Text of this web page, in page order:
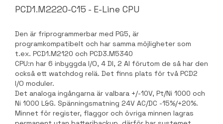
PCD1.M2220-C15 - E-Line CPU
Den är friprogrammerbar med PG5, är
programkompatibelt och har samma möjligheter som
t.ex. PCD1.M2120 och PCD3.M5340
CPU:n har 6 inbyggda I/O, 4 DI, 2 AI förutom de så har den
också ett watchdog relä. Det finns plats för två PCD2
I/O moduler.
Det analoga ingångarna är valbara +/-10V, Pt/Ni 1000 och
Ni 1000 L&G. Spänningsmatning 24V AC/DC -15%/+20%.
Minnet för register, flaggor och övriga minnen lagras